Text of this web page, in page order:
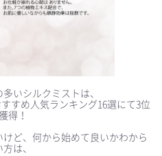
いシルクミストは、
すめ人気ランキング16選にて3位
得！
ど、何から始めて良いかわから
は、